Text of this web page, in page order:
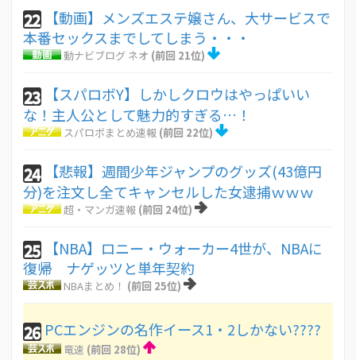
22
【動画】メンズエステ嬢さん、大サービスで
本番セックスまでしてしまう・・・
動ナビブログ ネオ (前回 21位)
23
【スパロボY】しかしクロウはやっぱいい
な！主人公として魅力的すぎる…！
スパロボまとめ速報 (前回 22位)
24
【悲報】週間少年ジャンプのグッズ(43億円
分)を注文し全てキャンセルした女逮捕ｗｗｗ
超・マンガ速報 (前回 24位)
25
【NBA】ロニー・ウォーカー4世が、NBAに
復帰 ナゲッツと単年契約
NBAまとめ！ (前回 25位)
26 PCエンジンの名作イース1・2しかない????
竜速 (前回 28位)